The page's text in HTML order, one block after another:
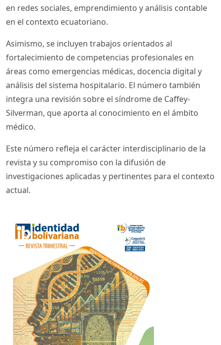
en redes sociales, emprendimiento y análisis contable
en el contexto ecuatoriano.
Asimismo, se incluyen trabajos orientados al
fortalecimiento de competencias profesionales en
áreas como emergencias médicas, docencia digital y
análisis del sistema hospitalario. El número también
integra una revisión sobre el síndrome de Caffey-
Silverman, que aporta al conocimiento en el ámbito
médico.
Este número refleja el carácter interdisciplinario de la
revista y su compromiso con la difusión de
investigaciones aplicadas y pertinentes para el contexto
actual.